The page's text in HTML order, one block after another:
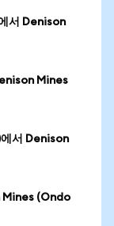
서 Denison
Mines
서 Denison
Mines (Ondo